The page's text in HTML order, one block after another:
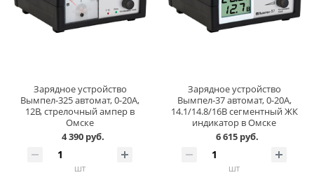
Зарядное устройство
Вымпел-325 автомат, 0-20А,
12В, стрелочный ампер в
Омске
4 390 руб.
шт
Зарядное устройство
Вымпел-37 автомат, 0-20А,
14.1/14.8/16В сегментный ЖК
индикатор в Омске
6 615 руб.
шт